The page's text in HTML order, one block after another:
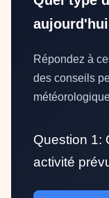
Répondez à
des conseils
Question 1:
activité